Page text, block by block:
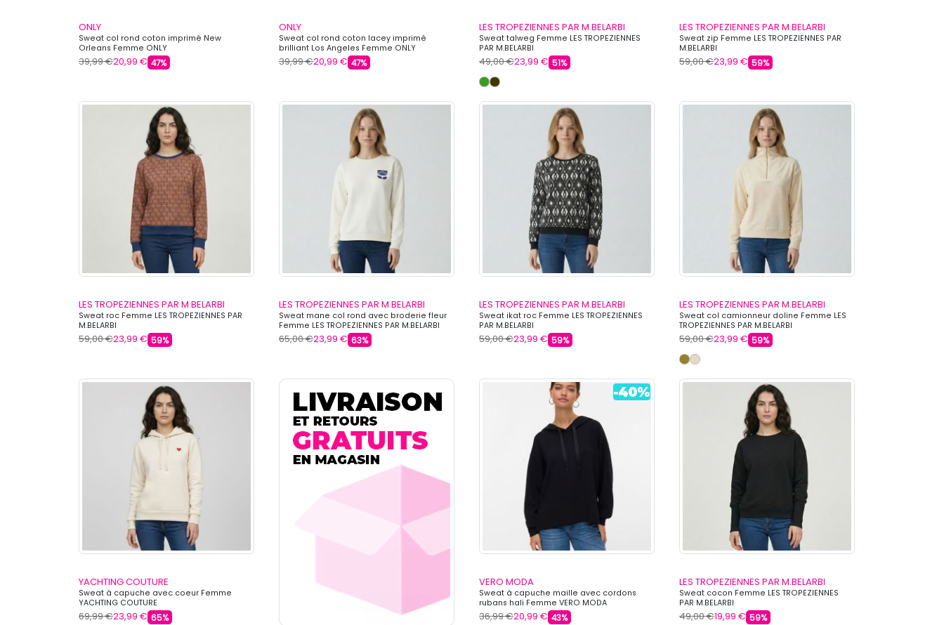
ONLY
Sweat col rond coton imprimé New
Orleans Femme ONLY
39,99 €20,99 € 47%
ONLY
Sweat col rond coton lacey imprimé
brilliant Los Angeles Femme ONLY
39,99 €20,99 € 47%
LES TROPEZIENNES PAR M.BELARBI
Sweat talweg Femme LES TROPEZIENNES
PAR M.BELARBI
49,00 €23,99 € 51%
LES TROPEZIENNES PAR M.BELARBI
Sweat zip Femme LES TROPEZIENNES PAR
M.BELARBI
59,00 €23,99 € 59%
LES TROPEZIENNES PAR M.BELARBI
Sweat roc Femme LES TROPEZIENNES PAR
M.BELARBI
59,00 €23,99 € 59%
LES TROPEZIENNES PAR M.BELARBI
Sweat mane col rond avec broderie fleur
Femme LES TROPEZIENNES PAR M.BELARBI
65,00 €23,99 € 63%
LES TROPEZIENNES PAR M.BELARBI
Sweat ikat roc Femme LES TROPEZIENNES
PAR M.BELARBI
59,00 €23,99 € 59%
LES TROPEZIENNES PAR M.BELARBI
Sweat col camionneur doline Femme LES
TROPEZIENNES PAR M.BELARBI
59,00 €23,99 € 59%
YACHTING COUTURE
Sweat à capuche avec coeur Femme
YACHTING COUTURE
69,99 €23,99 € 65%
VERO MODA
Sweat à capuche maille avec cordons
rubans hali Femme VERO MODA
36,99 €20,99 € 43%
LES TROPEZIENNES PAR M.BELARBI
Sweat cocon Femme LES TROPEZIENNES
PAR M.BELARBI
49,00 €19,99 € 59%